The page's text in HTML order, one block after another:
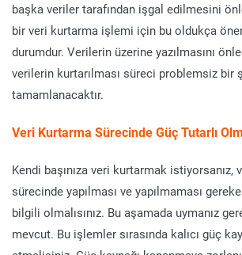
başka veriler tarafından işgal edilmesini
bir veri kurtarma işlemi için bu oldukça
durumdur. Verilerin üzerine yazılmasını
verilerin kurtarılması süreci problemsiz bir
tamamlanacaktır.
Veri Kurtarma Sürecinde Güç Tutarlı
Kendi başınıza veri kurtarmak istiyorsanız,
sürecinde yapılması ve yapılmaması
bilgili olmalısınız. Bu aşamada uymanız
mevcut. Bu işlemler sırasında kalıcı güç